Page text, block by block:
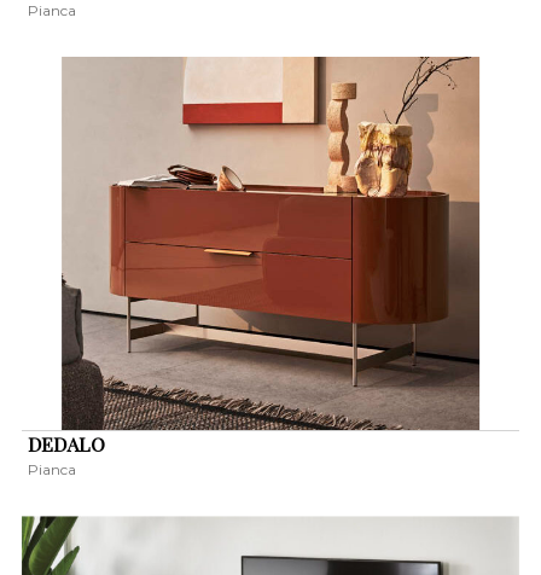
Pianca
DEDALO
Pianca